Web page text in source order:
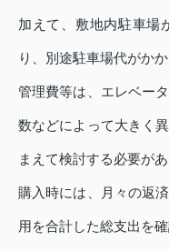
加えて、敷地内駐車場
り、別途駐車場代がか
管理費等は、エレベー
数などによって大きく
まえて検討する必要があ
購入時には、月々の返
用を合計した総支出を